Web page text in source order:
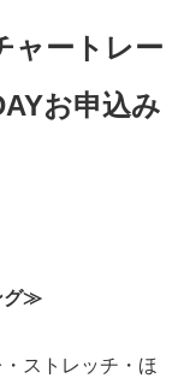
ャートレー
お申込み
グ≫
ストレッチ・ほ